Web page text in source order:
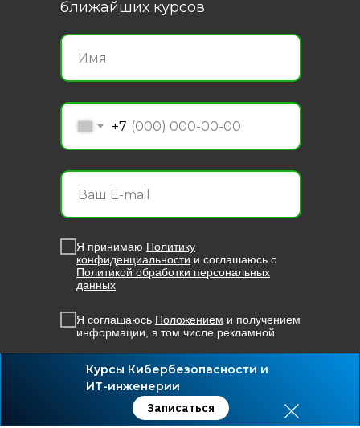
Записаться
Курсы Кибербезопасности и
ИТ-инженерии
+7
Я принимаю Политику
конфиденциальности и соглашаюсь с
Политикой обработки персональных
данных
Я соглашаюсь Положением и получением
информации, в том числе рекламной
Получать уведомления
ближайших курсов